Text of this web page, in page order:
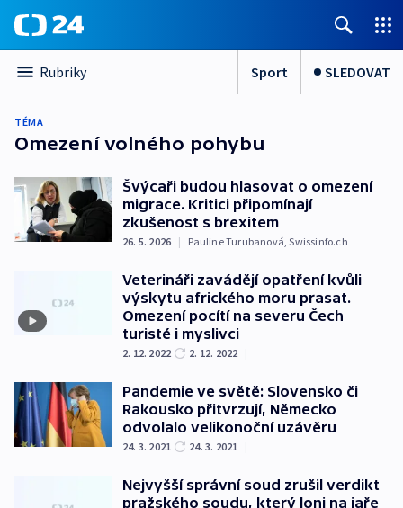
Rubriky Sport SLEDOVAT
TÉMA
Omezení volného pohybu
Švýcaři budou hlasovat o omezení
migrace. Kritici připomínají
zkušenost s brexitem
26. 5. 2026 | Pauline Turubanová,Swissinfo.ch
Veterináři zavádějí opatření kvůli
výskytu afrického moru prasat.
Omezení pocítí na severu Čech
turisté i myslivci
2. 12. 2022 2. 12. 2022 |
Pandemie ve světě: Slovensko či
Rakousko přitvrzují, Německo
odvolalo velikonoční uzávěru
24. 3. 2021 24. 3. 2021 |
Nejvyšší správní soud zrušil verdikt
pražského soudu, který loni na jaře